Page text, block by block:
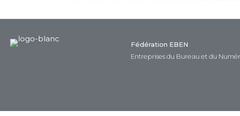
Fédération EBEN
Entreprises du Bureau et du